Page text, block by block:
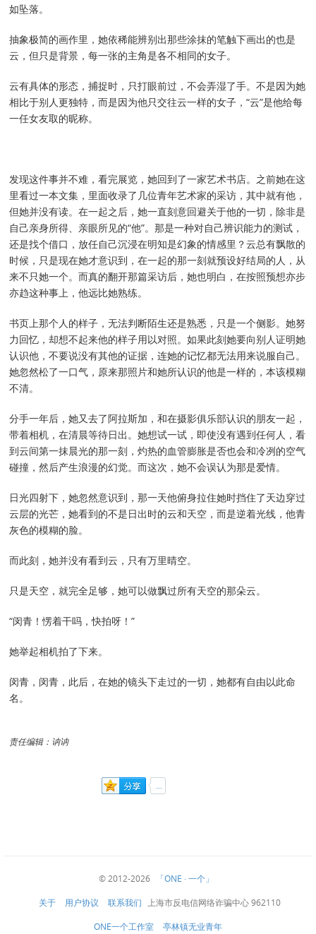
如坠落。
抽象极简的画作里，她依稀能辨别出那些涂抹的笔触下画出的也是
云，但只是背景，每一张的主角是各不相同的女子。
云有具体的形态，捕捉时，只打眼前过，不会弄湿了手。不是因为她
相比于别人更独特，而是因为他只交往云一样的女子，“云”是他给每
一任女友取的昵称。
发现这件事并不难，看完展览，她回到了一家艺术书店。之前她在这
里看过一本文集，里面收录了几位青年艺术家的采访，其中就有他，
但她并没有读。在一起之后，她一直刻意回避关于他的一切，除非是
自己亲身所得、亲眼所见的“他”。那是一种对自己辨识能力的测试，
还是找个借口，放任自己沉浸在明知是幻象的情感里？云总有飘散的
时候，只是现在她才意识到，在一起的那一刻就预设好结局的人，从
来不只她一个。而真的翻开那篇采访后，她也明白，在按照预想亦步
亦趋这种事上，他远比她熟练。
书页上那个人的样子，无法判断陌生还是熟悉，只是一个侧影。她努
力回忆，却想不起来他的样子用以对照。如果此刻她要向别人证明她
认识他，不要说没有其他的证据，连她的记忆都无法用来说服自己。
她忽然松了一口气，原来那照片和她所认识的他是一样的，本该模糊
不清。
分手一年后，她又去了阿拉斯加，和在摄影俱乐部认识的朋友一起，
带着相机，在清晨等待日出。她想试一试，即使没有遇到任何人，看
到云间第一抹晨光的那一刻，灼热的血管膨胀是否也会和冷冽的空气
碰撞，然后产生浪漫的幻觉。而这次，她不会误认为那是爱情。
日光四射下，她忽然意识到，那一天他俯身拉住她时挡住了天边穿过
云层的光芒，她看到的不是日出时的云和天空，而是逆着光线，他青
灰色的模糊的脸。
而此刻，她并没有看到云，只有万里晴空。
只是天空，就完全足够，她可以做飘过所有天空的那朵云。
“闵青！愣着干吗，快拍呀！”
她举起相机拍了下来。
闵青，闵青，此后，在她的镜头下走过的一切，她都有自由以此命
名。
责任编辑：讷讷
© 2012-2026 「ONE · 一个」
关于 用户协议 联系我们 上海市反电信网络诈骗中心 962110
ONE一个工作室 亭林镇无业青年